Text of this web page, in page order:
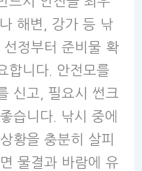
해변, 강가 등 낚
정부터 준비물 확
합니다. 안전모를
신고, 필요시 썬크
습니다. 낚시 중에
황을 충분히 살피
물결과 바람에 유